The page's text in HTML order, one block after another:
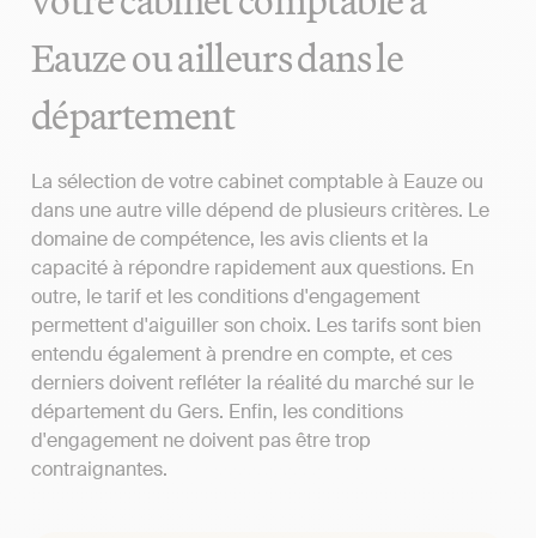
Eauze ou ailleurs dans le
département
La sélection de votre cabinet comptable à Eauze ou
dans une autre ville dépend de plusieurs critères. Le
domaine de compétence, les avis clients et la
capacité à répondre rapidement aux questions. En
outre, le tarif et les conditions d'engagement
permettent d'aiguiller son choix. Les tarifs sont bien
entendu également à prendre en compte, et ces
derniers doivent refléter la réalité du marché sur le
département du Gers. Enfin, les conditions
d'engagement ne doivent pas être trop
contraignantes.